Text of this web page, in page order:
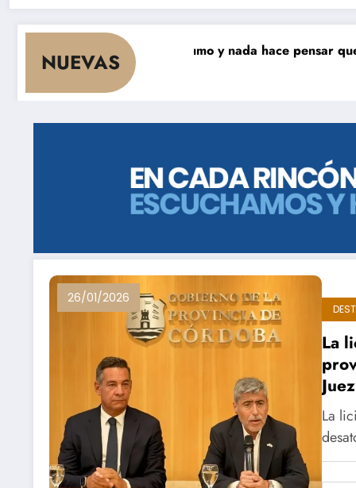
NUEVAS
meses que cae el consumo y nada hace pensar que vaya
26/01/2026
La
Juez
La